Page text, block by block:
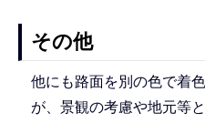
その他
他にも路面を別の色で着
が、景観の考慮や地元等